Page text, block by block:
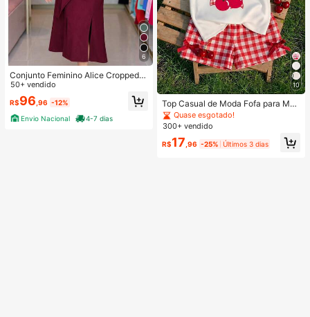
6
Conjunto Feminino Alice Cropped e
Saia Midi Perfeito com Amarração
50+ vendido
R$96 ,96 -12%
Envio Nacional
4-7 dias
10
Top Casual de Moda Fofa para Men
ina Bebê com Manga Curta e Gola
Redonda, Adequada para Primaver
Quase esgotado!
300+ vendido
R$17 ,96 -25% Últimos 3 dias